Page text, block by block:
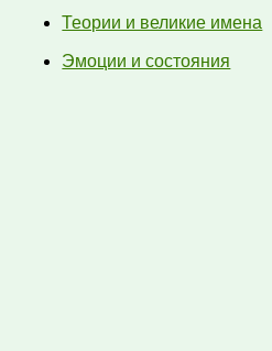
Теории и великие имена
Эмоции и состояния